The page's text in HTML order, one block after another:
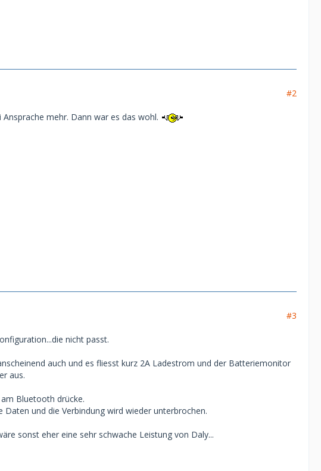
#2
mehr. Dann war es das wohl.
#3
nicht passt.
auch und es fliesst kurz 2A Ladestrom und der Batteriemonitor
aus.
Bluetooth drücke.
Daten und die Verbindung wird wieder unterbrochen.
sonst eher eine sehr schwache Leistung von Daly...